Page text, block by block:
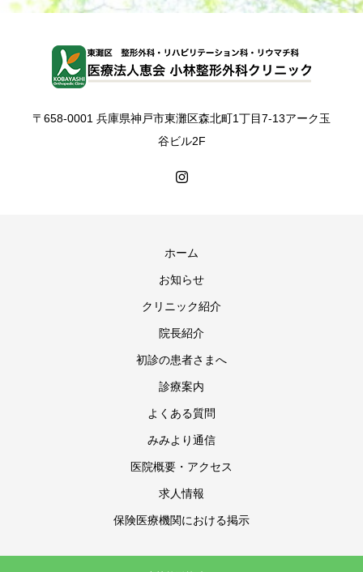
〒658-0001 兵庫県神戸市東灘区森北町1丁目7-13アーク玉
谷ビル2F
ホーム
お知らせ
クリニック紹介
院長紹介
初診の患者さまへ
診療案内
よくある質問
みみより通信
医院概要・アクセス
求人情報
保険医療機関における掲示